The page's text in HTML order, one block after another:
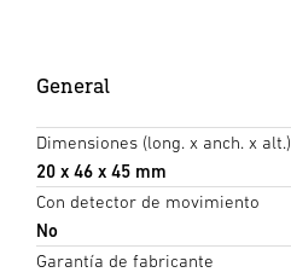
General
Dimensiones (long. x anch. x alt.)
20 x 46 x 45 mm
Con detector de movimiento
No
Garantía de fabricante